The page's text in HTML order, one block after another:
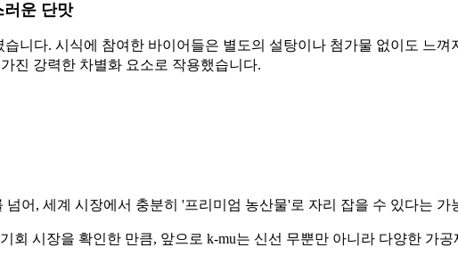
운 단맛
니다. 시식에 참여한 바이어들은 별도의 설탕이나 첨가물 없이도 느
진 강력한 차별화 요소로 작용했습니다.
넘어, 세계 시장에서 충분히 '프리미엄 농산물'로 자리 잡을 수 있다는
회 시장을 확인한 만큼, 앞으로 k-mu는 신선 무뿐만 아니라 다양한 가